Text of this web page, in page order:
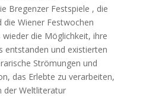
Bregenzer Festspiele , die
die Wiener Festwochen
die Möglichkeit, ihre
entstanden und existierten
Strömungen und
das Erlebte zu verarbeiten,
der Weltliteratur